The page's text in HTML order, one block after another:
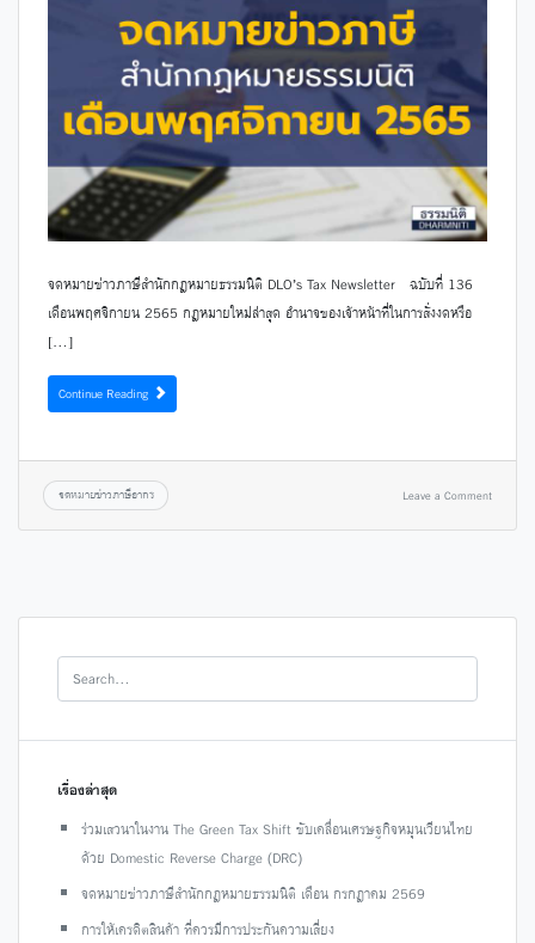
จดหมายข่าวภาษีสำนักกฎหมายธรรมนิติ DLO’s Tax Newsletter ฉบับที่ 136
เดือนพฤศจิกายน 2565 กฎหมายใหม่ล่าสุด อำนาจของเจ้าหน้าที่ในการสั่งงดหรือ
[…]
Continue Reading
จดหมายข่าวภาษีอากร Leave a Comment
เรื่องล่าสุด
ร่วมเสวนาในงาน The Green Tax Shift ขับเคลื่อนเศรษฐกิจหมุนเวียนไทย
ด้วย Domestic Reverse Charge (DRC)
จดหมายข่าวภาษีสำนักกฎหมายธรรมนิติ เดือน กรกฎาคม 2569
การให้เครดิตสินค้า ที่ควรมีการประกันความเสี่ยง